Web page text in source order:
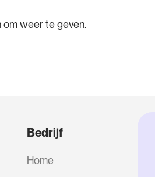
weer te geven.
Bedrijf
Home